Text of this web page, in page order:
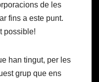
de les
fins a este punt.
possible!
han tingut, per les
grup que ens